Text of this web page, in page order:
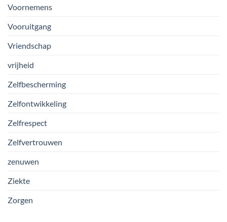
Voornemens
Vooruitgang
Vriendschap
vrijheid
Zelfbescherming
Zelfontwikkeling
Zelfrespect
Zelfvertrouwen
zenuwen
Ziekte
Zorgen